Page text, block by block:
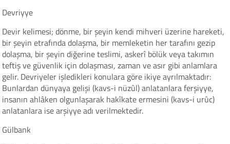
Devriyye
Devir kelimesi; dönme, bir şeyin kendi mihveri üzerine hareketi,
bir şeyin etrafında dolaşma, bir memleketin her tarafını gezip
dolaşma, bir şeyin diğerine teslimi, askerî bölük veya takımın
teftiş ve güvenlik için dolaşması, zaman ve asır gibi anlamlara
gelir. Devriyeler işledikleri konulara göre ikiye ayrılmaktadır:
Bunlardan dünyaya gelişi (kavs-i nüzûl) anlatanlara ferşiyye,
insanın ahlâken olgunlaşarak hakîkate ermesini (kavs-i urûc)
anlatanlara ise arşiyye adı verilmektedir.
Gülbank